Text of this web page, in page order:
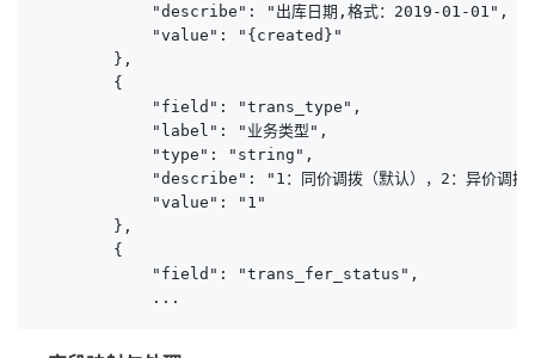
            "describe": "出库日期,格式：2019-01-01",
            "value": "{created}"
        },
        {
            "field": "trans_type",
            "label": "业务类型",
            "type": "string",
"describe": "1：同价调拨（默认），2：异价调拨
            "value": "1"
        },
        {
            "field": "trans_fer_status",
            ...